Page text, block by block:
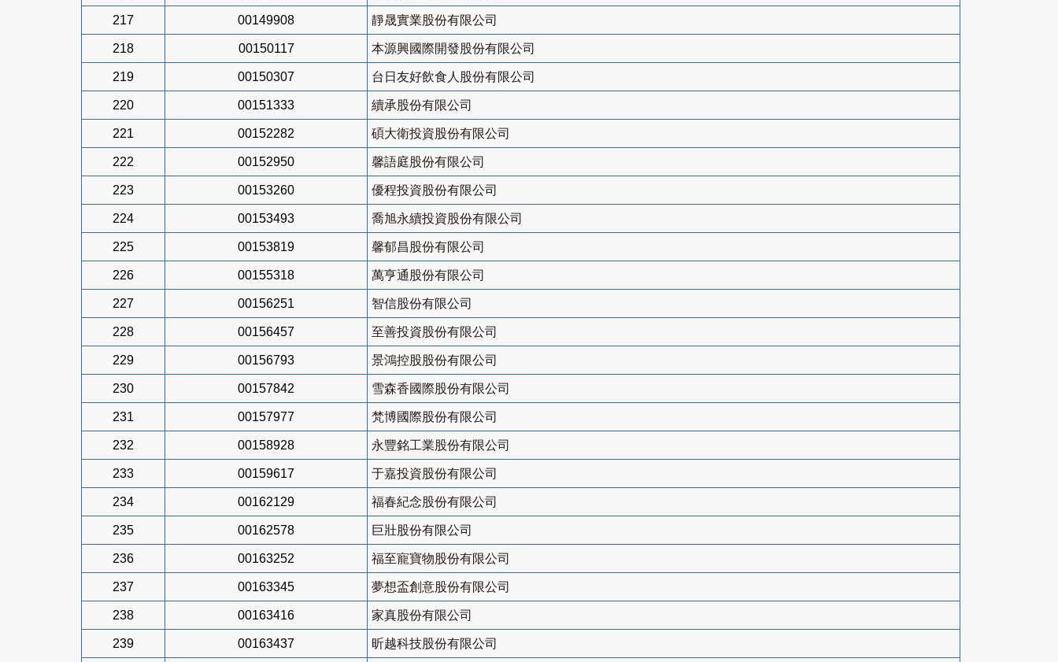
217 00149908 靜晟實業股份有限公司
218 00150117 本源興國際開發股份有限公司
219 00150307 台日友好飲食人股份有限公司
220 00151333 續承股份有限公司
221 00152282 碩大衛投資股份有限公司
222 00152950 馨語庭股份有限公司
223 00153260 優程投資股份有限公司
224 00153493 喬旭永續投資股份有限公司
225 00153819 馨郁昌股份有限公司
226 00155318 萬亨通股份有限公司
227 00156251 智信股份有限公司
228 00156457 至善投資股份有限公司
229 00156793 景鴻控股股份有限公司
230 00157842 雪森香國際股份有限公司
231 00157977 梵博國際股份有限公司
232 00158928 永豐銘工業股份有限公司
233 00159617 于嘉投資股份有限公司
234 00162129 福春紀念股份有限公司
235 00162578 巨壯股份有限公司
236 00163252 福至寵寶物股份有限公司
237 00163345 夢想盃創意股份有限公司
238 00163416 家真股份有限公司
239 00163437 昕越科技股份有限公司